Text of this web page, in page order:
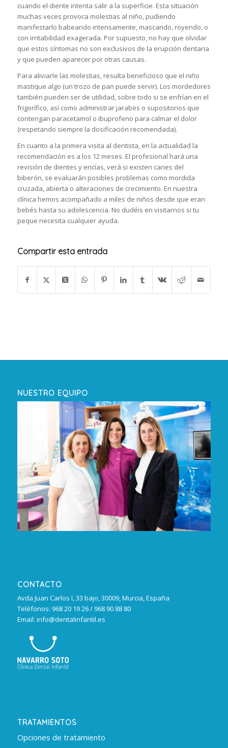
cuando el diente intenta salir a la superficie. Esta situación
muchas veces provoca molestias al niño, pudiendo
manifestarlo babeando intensamente, mascando, royendo, o
con irritabilidad exagerada. Por supuesto, no hay que olvidar
que estos síntomas no son exclusivos de la erupción dentaria
y que pueden aparecer por otras causas.
Para aliviarle las molestias, resulta beneficioso que el niño
mastique algo (un trozo de pan puede servir). Los mordedores
también pueden ser de utilidad, sobre todo si se enfrían en el
frigorífico, así como administrar jarabes o supositorios que
contengan paracetamol o ibuprofeno para calmar el dolor
(respetando siempre la dosificación recomendada).
En cuanto a la primera visita al dentista, en la actualidad la
recomendación es a los 12 meses. El profesional hará una
revisión de dientes y encías, verá si existen caries del
biberón, se evaluarán posibles problemas como mordida
cruzada, abierta o alteraciones de crecimiento. En nuestra
clínica hemos acompañado a miles de niños desde que eran
bebés hasta su adolescencia. No dudéis en visitarnos si tu
peque necesita cualquier ayuda.
Compartir esta entrada
NUESTRO EQUIPO
CONTACTO
Avda Juan Carlos I, 33 bajo, 30009, Murcia, España
Teléfonos: 968 20 19 26 / 968 90 88 80
Email: info@dentalinfantil.es
TRATAMIENTOS
Opciones de tratamiento